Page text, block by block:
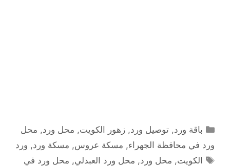
التصنيفات
باقة ورد,توصيل ورد,زهور الكويت, محل ورد, محل
ورد في محافظة الجهراء, مسكة عروس, مسكة ورد, ورد
الوسوم
الكويت, محل ورد, محل ورد العبدلي, محل ورد في